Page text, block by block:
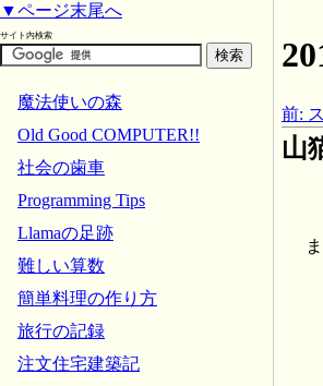
前:
山
▼ページ末尾へ
サイト内検索
魔法使いの森
Old Good COMPUTER!!
社会の歯車
Programming Tips
Llamaの足跡
難しい算数
簡単料理の作り方
旅行の記録
注文住宅建築記